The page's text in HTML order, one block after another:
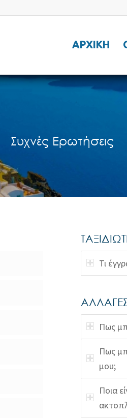
ΑΡΧΙΚΗ
Συχνές Ερωτήσεις
Τι
Πως
Πως
μου;
Ποια